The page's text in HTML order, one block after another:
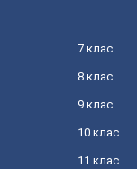
7 клас
8 клас
9 клас
10 клас
11 клас